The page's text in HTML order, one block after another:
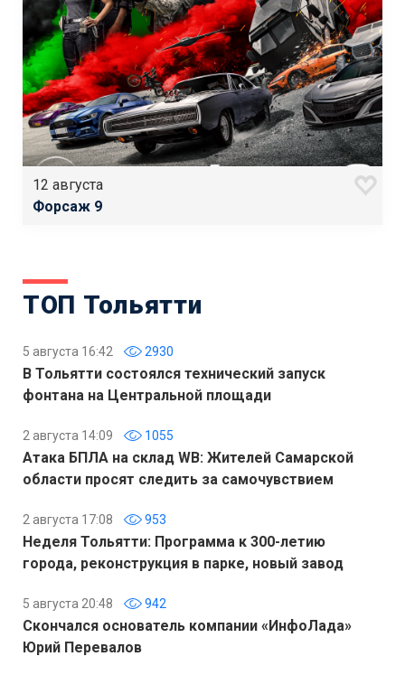
12 августа
Форсаж 9
ТОП Тольятти
5 августа 16:42 2930
В Тольятти состоялся технический запуск
фонтана на Центральной площади
2 августа 14:09 1055
Атака БПЛА на склад WB: Жителей Самарской
области просят следить за самочувствием
2 августа 17:08 953
Неделя Тольятти: Программа к 300-летию
города, реконструкция в парке, новый завод
5 августа 20:48 942
Скончался основатель компании «ИнфоЛада»
Юрий Перевалов